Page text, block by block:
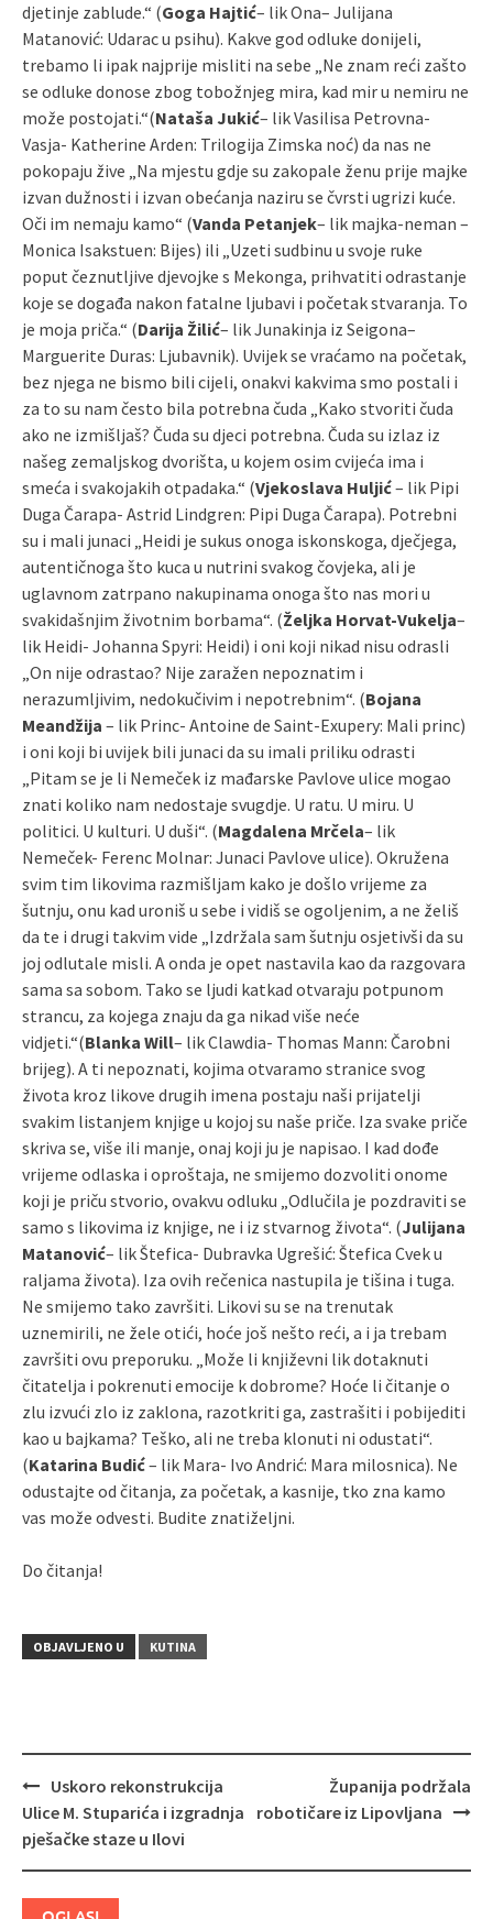
djetinje zablude.“ (Goga Hajtić– lik Ona– Julijana
Matanović: Udarac u psihu). Kakve god odluke donijeli,
trebamo li ipak najprije misliti na sebe „Ne znam reći zašto
se odluke donose zbog tobožnjeg mira, kad mir u nemiru ne
može postojati.“(Nataša Jukić– lik Vasilisa Petrovna-
Vasja- Katherine Arden: Trilogija Zimska noć) da nas ne
pokopaju žive „Na mjestu gdje su zakopale ženu prije majke
izvan dužnosti i izvan obećanja naziru se čvrsti ugrizi kuće.
Oči im nemaju kamo“ (Vanda Petanjek– lik majka-neman –
Monica Isakstuen: Bijes) ili „Uzeti sudbinu u svoje ruke
poput čeznutljive djevojke s Mekonga, prihvatiti odrastanje
koje se događa nakon fatalne ljubavi i početak stvaranja. To
je moja priča.“ (Darija Žilić– lik Junakinja iz Seigona–
Marguerite Duras: Ljubavnik). Uvijek se vraćamo na početak,
bez njega ne bismo bili cijeli, onakvi kakvima smo postali i
za to su nam često bila potrebna čuda „Kako stvoriti čuda
ako ne izmišljaš? Čuda su djeci potrebna. Čuda su izlaz iz
našeg zemaljskog dvorišta, u kojem osim cvijeća ima i
smeća i svakojakih otpadaka.“ (Vjekoslava Huljić– lik Pipi
Duga Čarapa- Astrid Lindgren: Pipi Duga Čarapa). Potrebni
su i mali junaci „Heidi je sukus onoga iskonskoga, dječjega,
autentičnoga što kuca u nutrini svakog čovjeka, ali je
uglavnom zatrpano nakupinama onoga što nas mori u
svakidašnjim životnim borbama“. (Željka Horvat-Vukelja–
lik Heidi- Johanna Spyri: Heidi) i oni koji nikad nisu odrasli
„On nije odrastao? Nije zaražen nepoznatim i
nerazumljivim, nedokučivim i nepotrebnim“. (Bojana
Meandžija – lik Princ- Antoine de Saint-Exupery: Mali princ)
i oni koji bi uvijek bili junaci da su imali priliku odrasti
„Pitam se je li Nemeček iz mađarske Pavlove ulice mogao
znati koliko nam nedostaje svugdje. U ratu. U miru. U
politici. U kulturi. U duši“. (Magdalena Mrčela– lik
Nemeček- Ferenc Molnar: Junaci Pavlove ulice). Okružena
svim tim likovima razmišljam kako je došlo vrijeme za
šutnju, onu kad uroniš u sebe i vidiš se ogoljenim, a ne želiš
da te i drugi takvim vide „Izdržala sam šutnju osjetivši da su
joj odlutale misli. A onda je opet nastavila kao da razgovara
sama sa sobom. Tako se ljudi katkad otvaraju potpunom
strancu, za kojega znaju da ga nikad više neće
vidjeti.“(Blanka Will– lik Clawdia- Thomas Mann: Čarobni
brijeg). A ti nepoznati, kojima otvaramo stranice svog
života kroz likove drugih imena postaju naši prijatelji
svakim listanjem knjige u kojoj su naše priče. Iza svake priče
skriva se, više ili manje, onaj koji ju je napisao. I kad dođe
vrijeme odlaska i oproštaja, ne smijemo dozvoliti onome
koji je priču stvorio, ovakvu odluku „Odlučila je pozdraviti se
samo s likovima iz knjige, ne i iz stvarnog života“. (Julijana
Matanović– lik Štefica- Dubravka Ugrešić: Štefica Cvek u
raljama života). Iza ovih rečenica nastupila je tišina i tuga.
Ne smijemo tako završiti. Likovi su se na trenutak
uznemirili, ne žele otići, hoće još nešto reći, a i ja trebam
završiti ovu preporuku. „Može li književni lik dotaknuti
čitatelja i pokrenuti emocije k dobrome? Hoće li čitanje o
zlu izvući zlo iz zaklona, razotkriti ga, zastrašiti i pobijediti
kao u bajkama? Teško, ali ne treba klonuti ni odustati“.
(Katarina Budić– lik Mara- Ivo Andrić: Mara milosnica). Ne
odustajte od čitanja, za početak, a kasnije, tko zna kamo
vas može odvesti. Budite znatiželjni.
Do čitanja!
OBJAVLJENO U KUTINA
Navigacija
objava
Uskoro rekonstrukcija
Ulice M. Stuparića i izgradnja
pješačke staze u Ilovi
Županija podržala
robotičare iz Lipovljana